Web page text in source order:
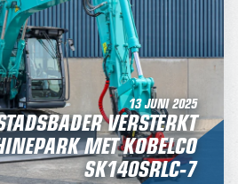
13 JUNI 2025
VERSTERKT
MET KOBELCO
SK140SRLC-7